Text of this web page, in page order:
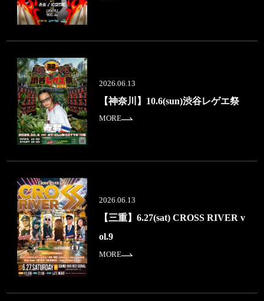
2026.06.13
【神奈川】10.6(sun)渋谷レゲエ祭
MORE
2026.06.13
【三重】6.27(sat) CROSS RIVER v
ol.9
MORE